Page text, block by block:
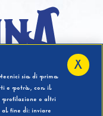
Anni?
sia di prima
e potrà, con il
profilazione o altri
fine di: inviare
X